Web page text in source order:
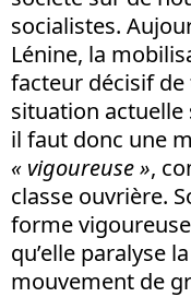
socialistes.
Lénine, la
facteur décisif
situation
il faut donc une
« vigoureuse »,
classe ouvrière.
forme
qu’elle paralyse
mouvement de